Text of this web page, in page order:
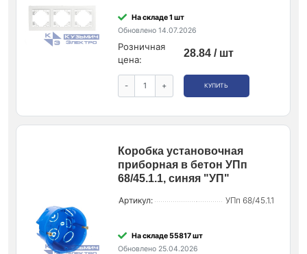
На складе 1 шт
Обновлено 14.07.2026
Розничная
цена:
28.84 / шт
- + КУПИТЬ
Коробка установочная
приборная в бетон УПп
68/45.1.1, синяя "УП"
Артикул: УПп 68/45.1.1
На складе 55817 шт
Обновлено 25.04.2026